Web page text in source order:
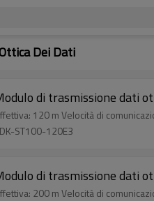
Dei Dati
di trasmissione dati
120 m Velocità di
ST100-120E3
di trasmissione dati
200 m Velocità di